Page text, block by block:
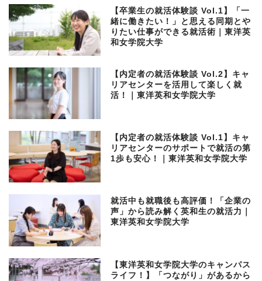
【卒業生の就活体験談 Vol.1】「一
緒に働きたい！」と思える同期とや
りたい仕事ができる就活術｜東洋英
和女学院大学
【内定者の就活体験談 Vol.2】キャ
リアセンターを活用して楽しく就
活！｜東洋英和女学院大学
【内定者の就活体験談 Vol.1】キャ
リアセンターのサポートで就活の第
1歩も安心！｜東洋英和女学院大学
就活中も就職後も高評価！「企業の
声」から読み解く英和生の就活力｜
東洋英和女学院大学
【東洋英和女学院大学のキャンパス
ライフ！】「つながり」があるから